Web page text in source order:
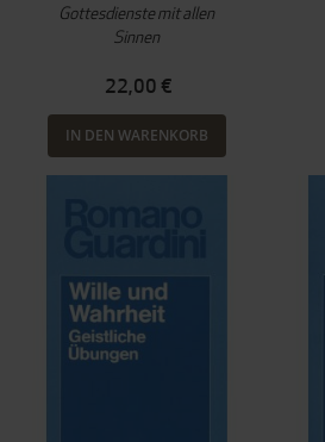
Gottesdienste mit allen
Sinnen
22,00 €
IN DEN WARENKORB